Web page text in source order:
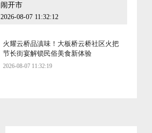
闹开市
2026-08-07 11:32:12
火耀云桥品滇味！大板桥云桥社区火把
节长街宴解锁民俗美食新体验
2026-08-07 11:32:19